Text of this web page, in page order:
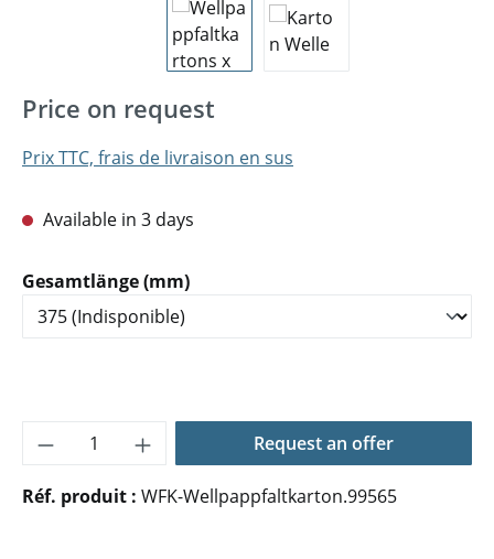
Price on request
Prix TTC, frais de livraison en sus
Available in 3 days
Sélectionnez
Gesamtlänge (mm)
Quantité de produit : Entrez la
Request an offer
Réf. produit : WFK-Wellpappfaltkarton.99565